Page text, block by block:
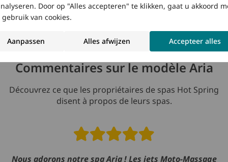
Door op "Alles accepteren" te klikken, gaat u akkoord
gebruik van cookies.
Aanpassen Alles afwijzen Accepteer alles
Commentaires sur le modèle Aria
Découvrez ce que les propriétaires de spas Hot Spring
disent à propos de leurs spas.
Read reviews
Nous adorons notre spa Aria ! Les jets Moto-Massage